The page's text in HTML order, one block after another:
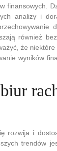
finansowych.
analizy i
również
że
wyników
rozwija i
trendów